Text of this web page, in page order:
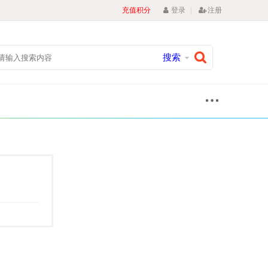
充值积分 登录 | 注册
搜索